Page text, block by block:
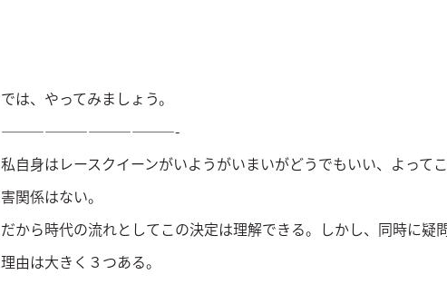
では、やってみましょう。
————————————-
私自身はレースクイーンがいようがいまいがどうでもいい、よって
害関係はない。
だから時代の流れとしてこの決定は理解できる。しかし、同時に疑
理由は大きく３つある。